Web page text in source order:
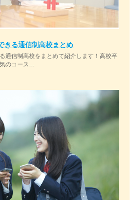
きる通信制高校まとめ
通信制高校をまとめて紹介します！高校卒
のコース…